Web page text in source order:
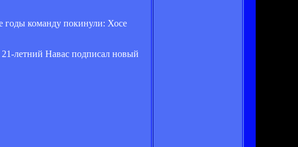
годы команду покинули: Хосе
летний Навас подписал новый